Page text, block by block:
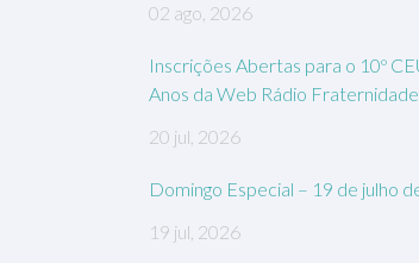
02 ago, 2026
Inscrições Abertas para o 10º
Anos da Web Rádio Fraternidade
20 jul, 2026
Domingo Especial – 19 de julho
19 jul, 2026